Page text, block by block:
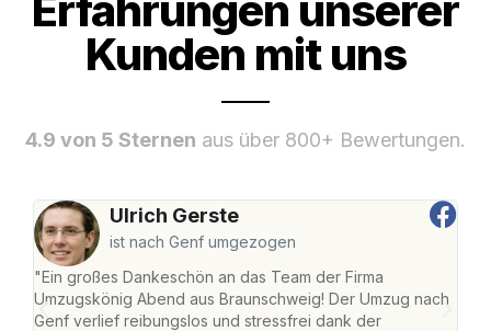
Kunden mit uns
4.9 von 5 Sternen aus über 800+ Bewertungen.
Ulrich Gerste
ist nach Genf umgezogen
"Ein großes Dankeschön an das Team der Firma
Umzugskönig Abend aus Braunschweig! Der Umzug nach
Genf verlief reibungslos und stressfrei dank der